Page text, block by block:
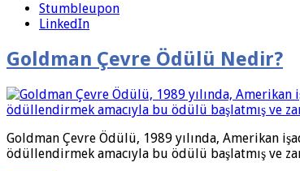
Stumbleupon
LinkedIn
Goldman Çevre Ödülü Nedir?
Goldman Çevre Ödülü, 1989 yılında, Amerikan
ödüllendirmek amacıyla bu ödülü başlatmış ve